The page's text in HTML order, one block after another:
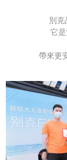
別克
它
帶來更